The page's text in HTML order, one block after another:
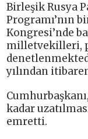
Birleşik Rusya
Programı’nın
Kongresi’nde
milletvekilleri,
yılından
kadar
emretti.